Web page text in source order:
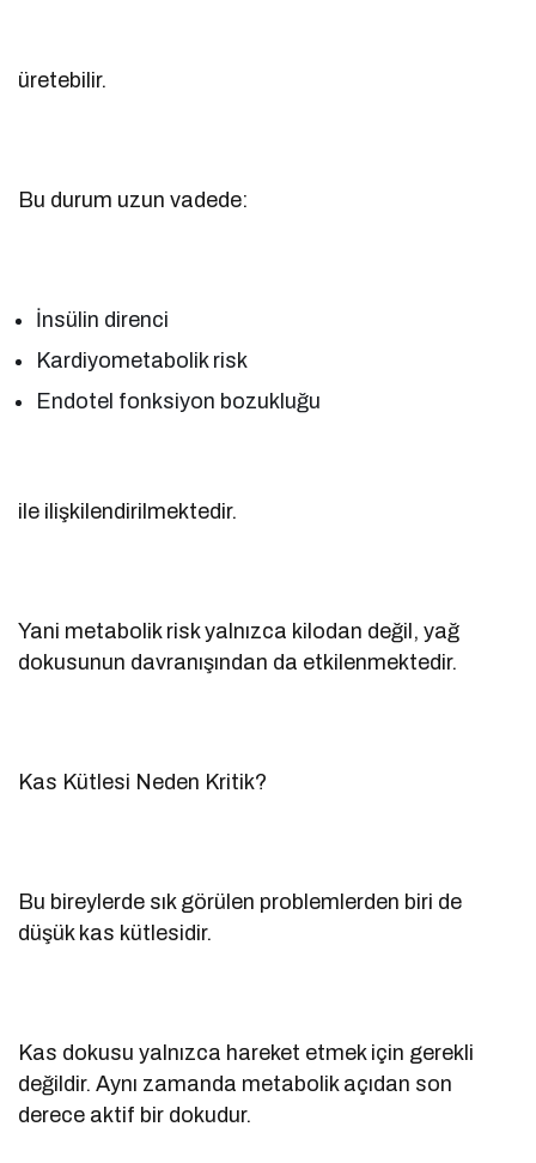
üretebilir.
Bu durum uzun vadede:
İnsülin direnci
Kardiyometabolik risk
Endotel fonksiyon bozukluğu
ile ilişkilendirilmektedir.
Yani metabolik risk yalnızca kilodan değil, yağ
dokusunun davranışından da etkilenmektedir.
Kas Kütlesi Neden Kritik?
Bu bireylerde sık görülen problemlerden biri de
düşük kas kütlesidir.
Kas dokusu yalnızca hareket etmek için gerekli
değildir. Aynı zamanda metabolik açıdan son
derece aktif bir dokudur.